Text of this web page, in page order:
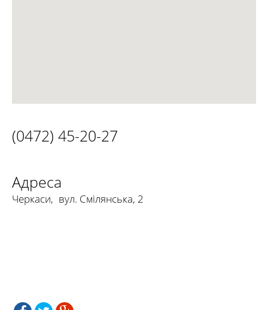
(0472) 45-20-27
Адреса
Черкаси, вул. Смілянська, 2